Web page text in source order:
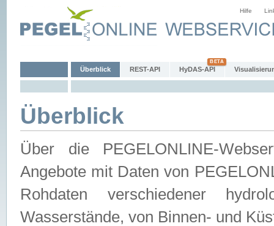
Hilfe
Überblick REST-API HyDAS-API
Überblick
Über die PEGELONLINE-
Angebote mit Daten von
Rohdaten verschiedener
Wasserstände, von Binnen- und